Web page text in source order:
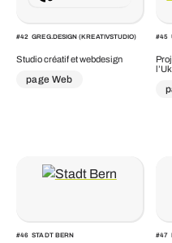
#42 GREG.DESIGN (KREATIVSTUDIO)
Studio créatif et webdesign
page Web
#45
#46 STADT BERN #47